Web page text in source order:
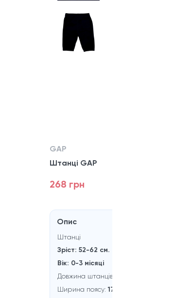
GAP
Штанцi GAP
268 грн
Опис
Штанцi
Зріст: 52-62 см.
Вік: 0-3 мiсяці
Довжина штанцiв:
Ширина поясу:17 см.